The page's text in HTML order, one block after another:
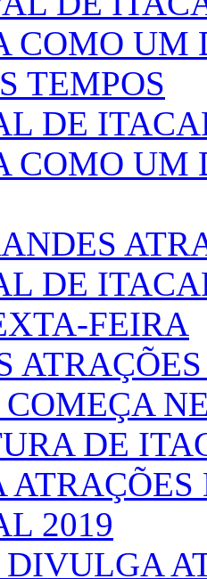
DE
COMO UM